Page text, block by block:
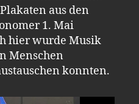
aus den
1. Mai
hier wurde Musik
Menschen
konnten.